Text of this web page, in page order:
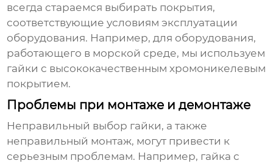
всегда стараемся выбирать покрытия,
соответствующие условиям эксплуатации
оборудования. Например, для оборудования,
работающего в морской среде, мы используем
гайки с высококачественным хромоникелевым
покрытием.
Проблемы при монтаже и демонтаже
Неправильный выбор гайки, а также
неправильный монтаж, могут привести к
серьезным проблемам. Например, гайка с